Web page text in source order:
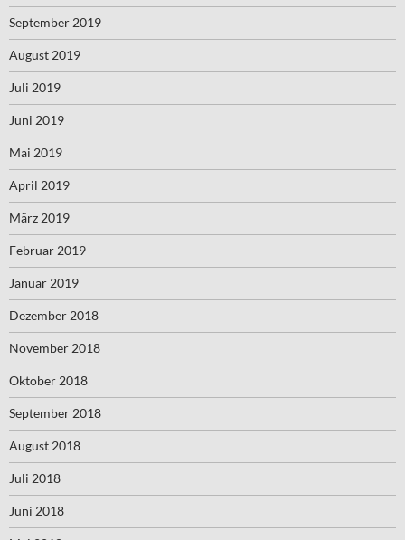
September 2019
August 2019
Juli 2019
Juni 2019
Mai 2019
April 2019
März 2019
Februar 2019
Januar 2019
Dezember 2018
November 2018
Oktober 2018
September 2018
August 2018
Juli 2018
Juni 2018